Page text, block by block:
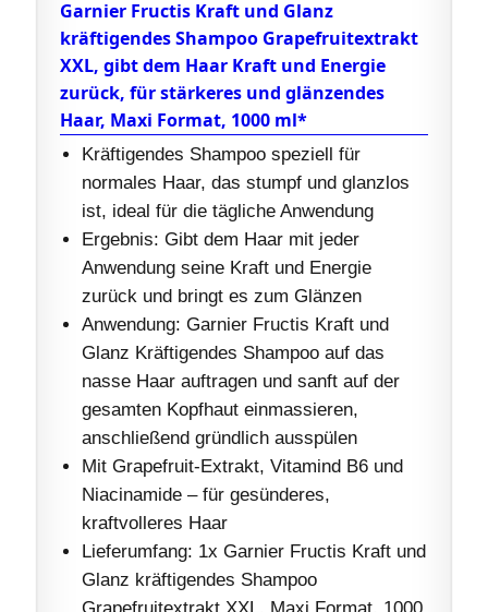
Garnier Fructis Kraft und Glanz
kräftigendes Shampoo Grapefruitextrakt
XXL, gibt dem Haar Kraft und Energie
zurück, für stärkeres und glänzendes
Haar, Maxi Format, 1000 ml*
Kräftigendes Shampoo speziell für
normales Haar, das stumpf und glanzlos
ist, ideal für die tägliche Anwendung
Ergebnis: Gibt dem Haar mit jeder
Anwendung seine Kraft und Energie
zurück und bringt es zum Glänzen
Anwendung: Garnier Fructis Kraft und
Glanz Kräftigendes Shampoo auf das
nasse Haar auftragen und sanft auf der
gesamten Kopfhaut einmassieren,
anschließend gründlich ausspülen
Mit Grapefruit-Extrakt, Vitamind B6 und
Niacinamide – für gesünderes,
kraftvolleres Haar
Lieferumfang: 1x Garnier Fructis Kraft und
Glanz kräftigendes Shampoo
Grapefruitextrakt XXL, Maxi Format, 1000